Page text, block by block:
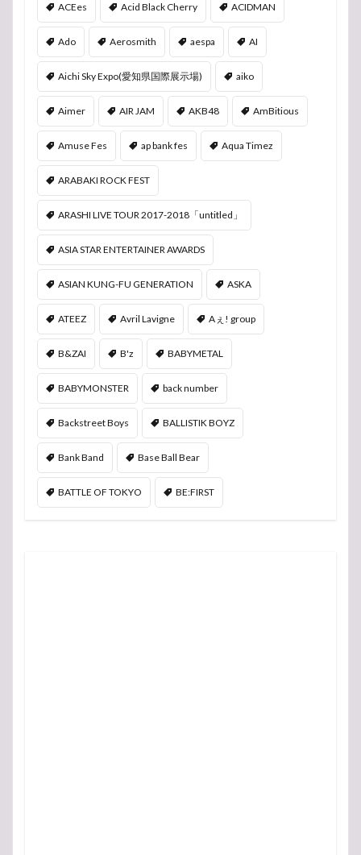
ACEes Acid Black Cherry ACIDMAN
Ado Aerosmith aespa AI
Aichi Sky Expo(愛知県国際展示場) aiko
Aimer AIR JAM AKB48 AmBitious
Amuse Fes ap bank fes Aqua Timez
ARABAKI ROCK FEST
ARASHI LIVE TOUR 2017-2018「untitled」
ASIA STAR ENTERTAINER AWARDS
ASIAN KUNG-FU GENERATION ASKA
ATEEZ Avril Lavigne Aぇ! group
B&ZAI B'z BABYMETAL
BABYMONSTER back number
Backstreet Boys BALLISTIK BOYZ
Bank Band Base Ball Bear
BATTLE OF TOKYO BE:FIRST